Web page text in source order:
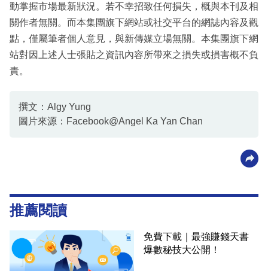
動掌握市場最新狀況。若不幸招致任何損失，概與本刊及相
關作者無關。而本集團旗下網站或社交平台的網誌內容及觀
點，僅屬筆者個人意見，與新傳媒立場無關。本集團旗下網
站對因上述人士張貼之資訊內容所帶來之損失或損害概不負
責。
撰文：Algy Yung
圖片來源：Facebook@Angel Ka Yan Chan
推薦閱讀
免費下載｜最強賺錢天書
爆數秘技大公開！